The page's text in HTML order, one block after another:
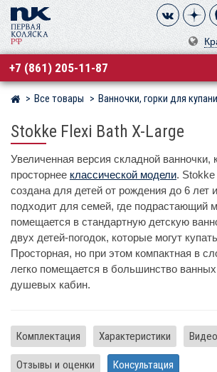
+7 (861) 205-11-87
Магазин детских колясок
Все товары Ванночки, горки для
Stokke Flexi Bath X-Large
Увеличенная версия складной ванночки,
просторнее классической модели.
создана для детей от рождения до 6 лет
подходит для семей, где подрастающий
помещается в стандартную детскую
двух детей-погодок, которые могут
Просторная, но при этом компактная в
легко помещается в большинство
душевых кабин.
Комплектация Характеристики Видео
Отзывы и оценки Консультация